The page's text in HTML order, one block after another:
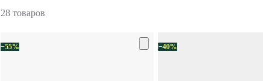
28 товаров
−55% −40%